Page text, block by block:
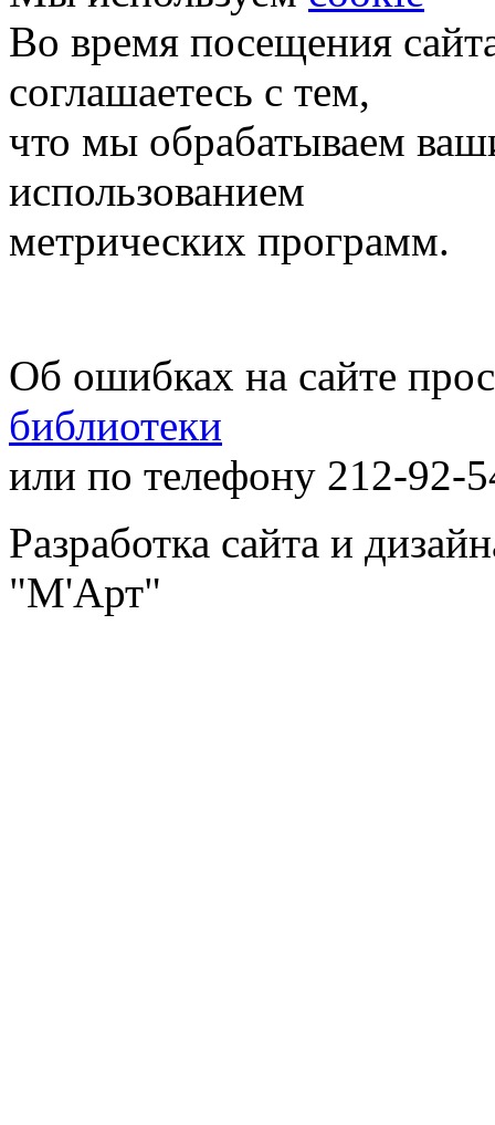
Во время посещения
соглашаетесь с тем,
что мы обрабатываем
использованием
метрических программ.
Об ошибках на сайте
библиотеки
или по телефону 212-92-
Разработка сайта и
"М'Арт"